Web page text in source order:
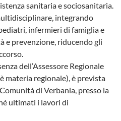
sanitaria e sociosanitaria.
integrando
infermieri di famiglia e
e prevenzione, riducendo gli
dell’Assessore Regionale
materia regionale), è prevista
di Verbania, presso la
ultimati i lavori di